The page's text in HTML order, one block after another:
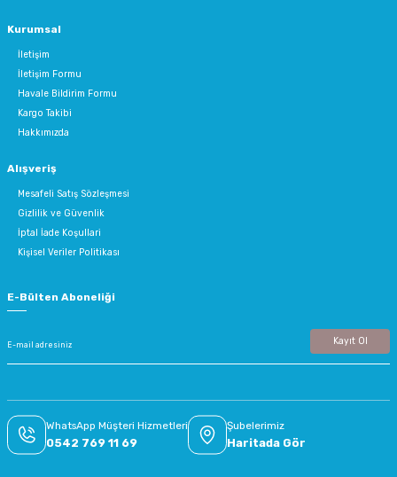
Kurumsal
İletişim
İletişim Formu
Havale Bildirim Formu
Kargo Takibi
Hakkımızda
Alışveriş
Mesafeli Satış Sözleşmesi
Gizlilik ve Güvenlik
İptal İade Koşullari
Kişisel Veriler Politikası
E-Bülten Aboneliği
Kayıt Ol
WhatsApp Müşteri Hizmetleri
0542 769 11 69
Şubelerimiz
Haritada Gör